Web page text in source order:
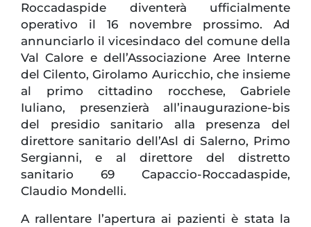
Roccadaspide diventerà ufficialmente
operativo il 16 novembre prossimo. Ad
annunciarlo il vicesindaco del comune della
Val Calore e dell’Associazione Aree Interne
del Cilento, Girolamo Auricchio, che insieme
al primo cittadino rocchese, Gabriele
Iuliano, presenzierà all’inaugurazione-bis
del presidio sanitario alla presenza del
direttore sanitario dell’Asl di Salerno, Primo
Sergianni, e al direttore del distretto
sanitario 69 Capaccio-Roccadaspide,
Claudio Mondelli.
A rallentare l’apertura ai pazienti è stata la